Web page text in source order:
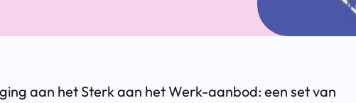
aan het Sterk aan het Werk-aanbod: een set van